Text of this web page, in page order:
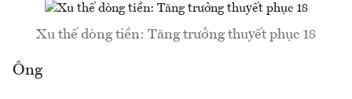
Xu thế dòng tiền: Tăng trưởng thuyết phục 18
Ông